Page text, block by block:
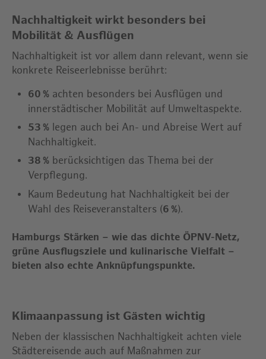
Nachhaltigkeit wirkt besonders bei
Mobilität & Ausflügen
Nachhaltigkeit ist vor allem dann relevant, wenn sie
konkrete Reiseerlebnisse berührt:
60 % achten besonders bei Ausflügen und
innerstädtischer Mobilität auf Umweltaspekte.
53 % legen auch bei An- und Abreise Wert auf
Nachhaltigkeit.
38 % berücksichtigen das Thema bei der
Verpflegung.
Kaum Bedeutung hat Nachhaltigkeit bei der
Wahl des Reiseveranstalters (6 %).
Hamburgs Stärken – wie das dichte ÖPNV-Netz,
grüne Ausflugsziele und kulinarische Vielfalt –
bieten also echte Anknüpfungspunkte.
Klimaanpassung ist Gästen wichtig
Neben der klassischen Nachhaltigkeit achten viele
Städtereisende auch auf Maßnahmen zur